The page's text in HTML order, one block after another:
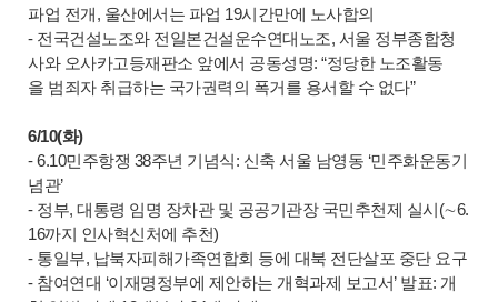
파업 전개, 울산에서는 파업 19시간만에 노사합의
- 전국건설노조와 전일본건설운수연대노조, 서울 정부종합청
사와 오사카고등재판소 앞에서 공동성명: “정당한 노조활동
을 범죄자 취급하는 국가권력의 폭거를 용서할 수 없다”
6/10(화)
- 6.10민주항쟁 38주년 기념식: 신축 서울 남영동 ‘민주화운동기
념관’
- 정부, 대통령 임명 장차관 및 공공기관장 국민추천제 실시(∼6.
16까지 인사혁신처에 추천)
- 통일부, 납북자피해가족연합회 등에 대북 전단살포 중단 요구
- 참여연대 ‘이재명정부에 제안하는 개혁과제 보고서’ 발표: 개